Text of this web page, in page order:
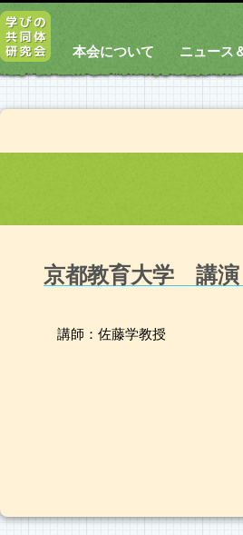
本会について ニュース
京都教育大学 講演
講師：佐藤学教授